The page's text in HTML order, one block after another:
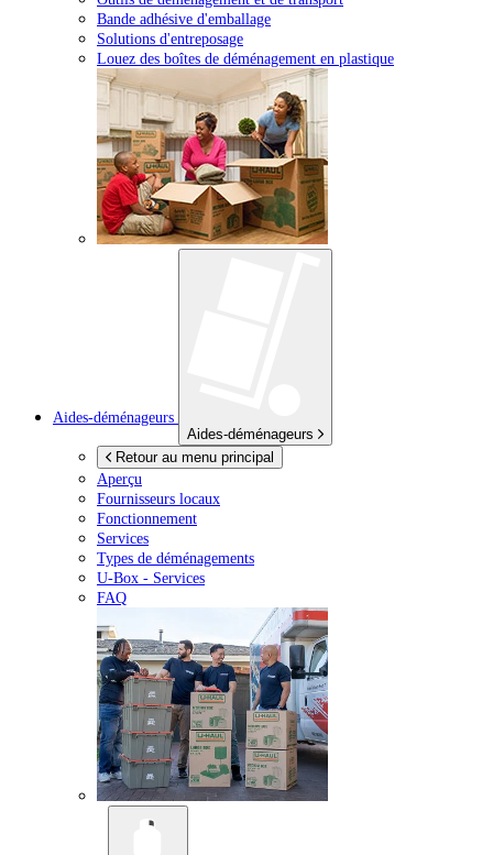
Bande adhésive d'emballage
Solutions d'entreposage
Louez des boîtes de déménagement en plastique
Aides-déménageurs
Aides-déménageurs
Retour au menu principal
Aperçu
Fournisseurs locaux
Fonctionnement
Services
Types de déménagements
U-Box - Services
FAQ